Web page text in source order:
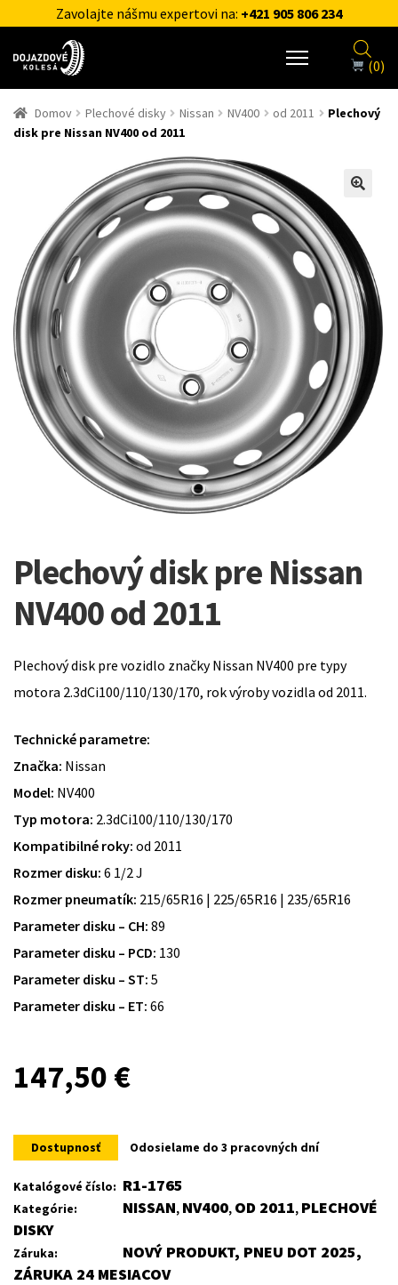
Zavolajte nášmu expertovi na: +421 905 806 234
(0)
Domov Plechové disky Nissan NV400 od 2011
Plechový
disk pre Nissan NV400 od 2011
Plechový disk pre Nissan
NV400 od 2011
Plechový disk pre vozidlo značky Nissan NV400 pre typy
motora 2.3dCi100/110/130/170, rok výroby vozidla od 2011.
Technické parametre:
Značka: Nissan
Model: NV400
Typ motora: 2.3dCi100/110/130/170
Kompatibilné roky: od 2011
Rozmer disku: 6 1/2 J
Rozmer pneumatík: 215/65R16 | 225/65R16 | 235/65R16
Parameter disku – CH: 89
Parameter disku – PCD: 130
Parameter disku – ST: 5
Parameter disku – ET: 66
147,50 €
Dostupnosť Odosielame do 3 pracovných dní
Katalógové číslo: R1-1765
Kategórie: NISSAN, NV400, OD 2011, PLECHOVÉ
DISKY
Záruka:
NOVÝ PRODUKT, PNEU DOT 2025,
ZÁRUKA 24 MESIACOV